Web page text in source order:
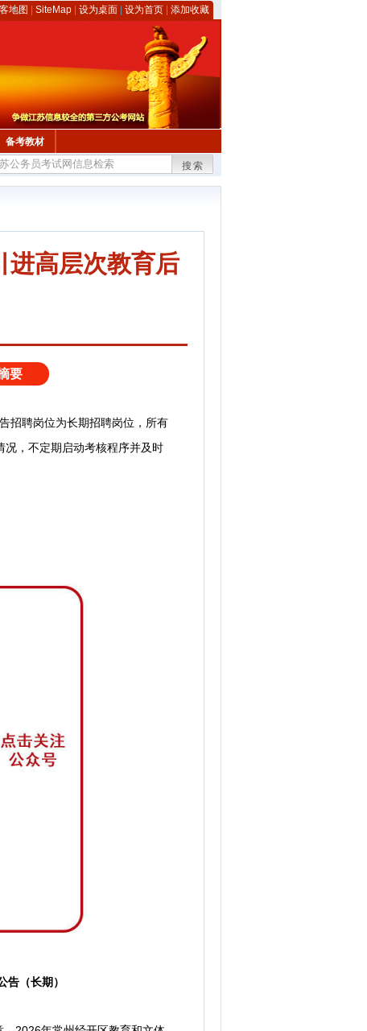
地图 SiteMap 设为桌面 设为首页 添加收藏
备考教材
搜索
进高层次教育后
要
招聘岗位为长期招聘岗位，所有
况，不定期启动考核程序并及时
（长期）